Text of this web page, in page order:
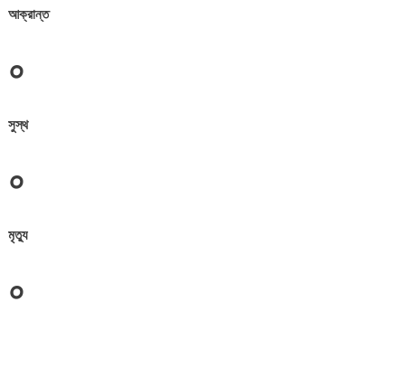
আক্রান্ত
০
সুস্থ
০
মৃত্যু
০